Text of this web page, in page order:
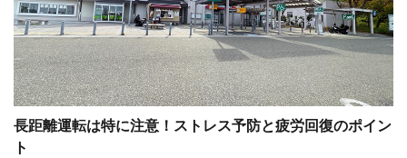
長距離運転は特に注意！ストレス予防と疲労回復のポイン
ト